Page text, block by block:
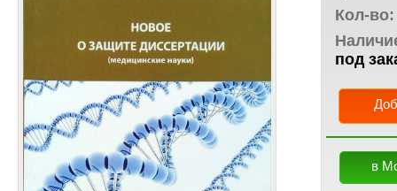
Кол-во:
под
в